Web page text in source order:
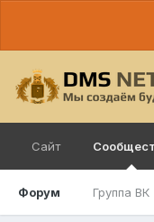
Сайт
Форум Группа ВК